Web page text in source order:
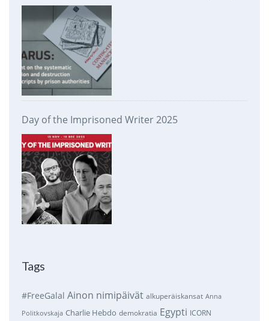
prison authorities
Day of the Imprisoned Writer 2025
Tags
#FreeGalal Ainon nimipäivät alkuperäiskansat Anna
Politkovskaja Charlie Hebdo demokratia Egypti ICORN